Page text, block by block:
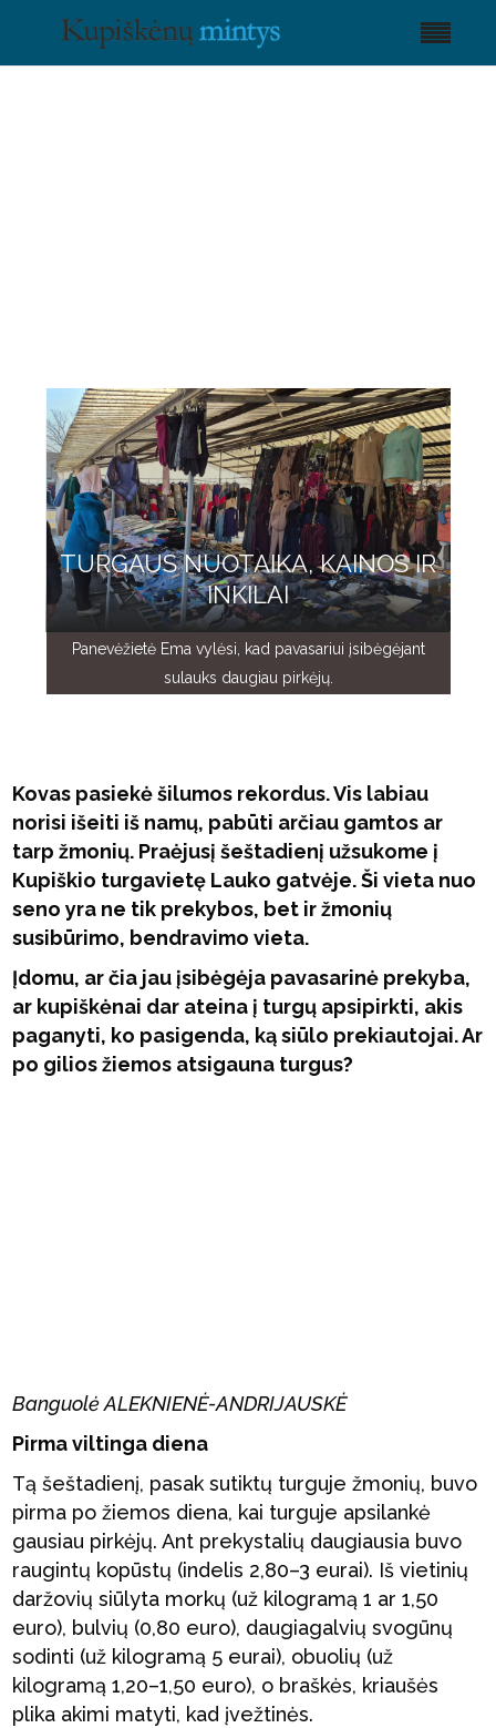
TURGAUS NUOTAIKA, KAINOS IR
INKILAI
Panevėžietė Ema vylėsi, kad pavasariui įsibėgėjant
sulauks daugiau pirkėjų.
Kovas pasiekė šilumos rekordus. Vis labiau
norisi išeiti iš namų, pabūti arčiau gamtos ar
tarp žmonių. Praėjusį šeštadienį užsukome į
Kupiškio turgavietę Lauko gatvėje. Ši vieta nuo
seno yra ne tik prekybos, bet ir žmonių
susibūrimo, bendravimo vieta.
Įdomu, ar čia jau įsibėgėja pavasarinė prekyba,
ar kupiškėnai dar ateina į turgų apsipirkti, akis
paganyti, ko pasigenda, ką siūlo prekiautojai. Ar
po gilios žiemos atsigauna turgus?
Banguolė ALEKNIENĖ-ANDRIJAUSKĖ
Pirma viltinga diena
Tą šeštadienį, pasak sutiktų turguje žmonių, buvo
pirma po žiemos diena, kai turguje apsilankė
gausiau pirkėjų. Ant prekystalių daugiausia buvo
raugintų kopūstų (indelis 2,80–3 eurai). Iš vietinių
daržovių siūlyta morkų (už kilogramą 1 ar 1,50
euro), bulvių (0,80 euro), daugiagalvių svogūnų
sodinti (už kilogramą 5 eurai), obuolių (už
kilogramą 1,20–1,50 euro), o braškės, kriaušės
plika akimi matyti, kad įvežtinės.